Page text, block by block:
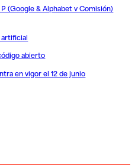
(Google & Alphabet v Comisión)
abierto
en vigor el 12 de junio